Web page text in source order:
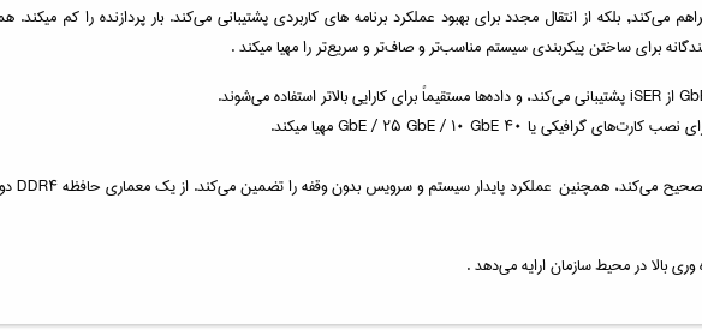
می‌کند, بلکه از انتقال مجدد برای بهبود عملکرد برنامه های کاربردی پشتیبانی می‌کند. بار پردازنده را کم
برای ساختن پیکربندی سیستم مناسب‌تر و صاف‌تر و سریع‌تر را مهیا میکند .
بالا در محیط سازمان ارایه می‌دهد .